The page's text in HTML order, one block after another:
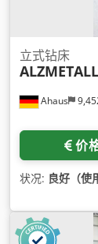
Ahaus
立式钻床
ALZMETALL
价
状况: 良好（使